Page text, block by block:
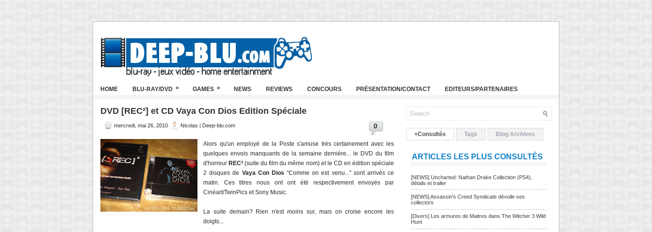
HOME BLU-RAY/DVD » GAMES » NEWS REVIEWS CONCOURS PRÉSENTATION/CONTACT EDITEURS/PARTENAIRES
DVD [REC²] et CD Vaya Con Dios Edition Spéciale
mercredi, mai 26, 2010 Nicolas | Deep-blu.com 0
Alors qu'un employé de la Poste s'amuse très certainement avec les
quelques envois manquants de la semaine dernière... le DVD du film
d'horreur REC² (suite du film du même nom) et le CD en édition spéciale
2 disques de Vaya Con Dios "Comme on est venu..." sont arrivés ce
matin. Ces titres nous ont ont été respectivement envoyés par
Cinéart/TwinPics et Sony Music.
La suite demain? Rien n'est moins sur, mais on croise encore les
doigts...
+Consultés Tags Blog Archives
ARTICLES LES PLUS CONSULTÉS
[NEWS] Uncharted: Nathan Drake Collection (PS4),
détails et trailer
[NEWS] Assassin's Creed Syndicate dévoile ses
collectors
[Divers] Les armures de Maitres dans The Witcher 3 Wild
Hunt